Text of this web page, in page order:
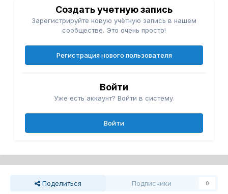
Создать учетную запись
Зарегистрируйте новую учётную запись в нашем
сообществе. Это очень просто!
Регистрация нового пользователя
Войти
Уже есть аккаунт? Войти в систему.
Войти
Поделиться Подписчики 0